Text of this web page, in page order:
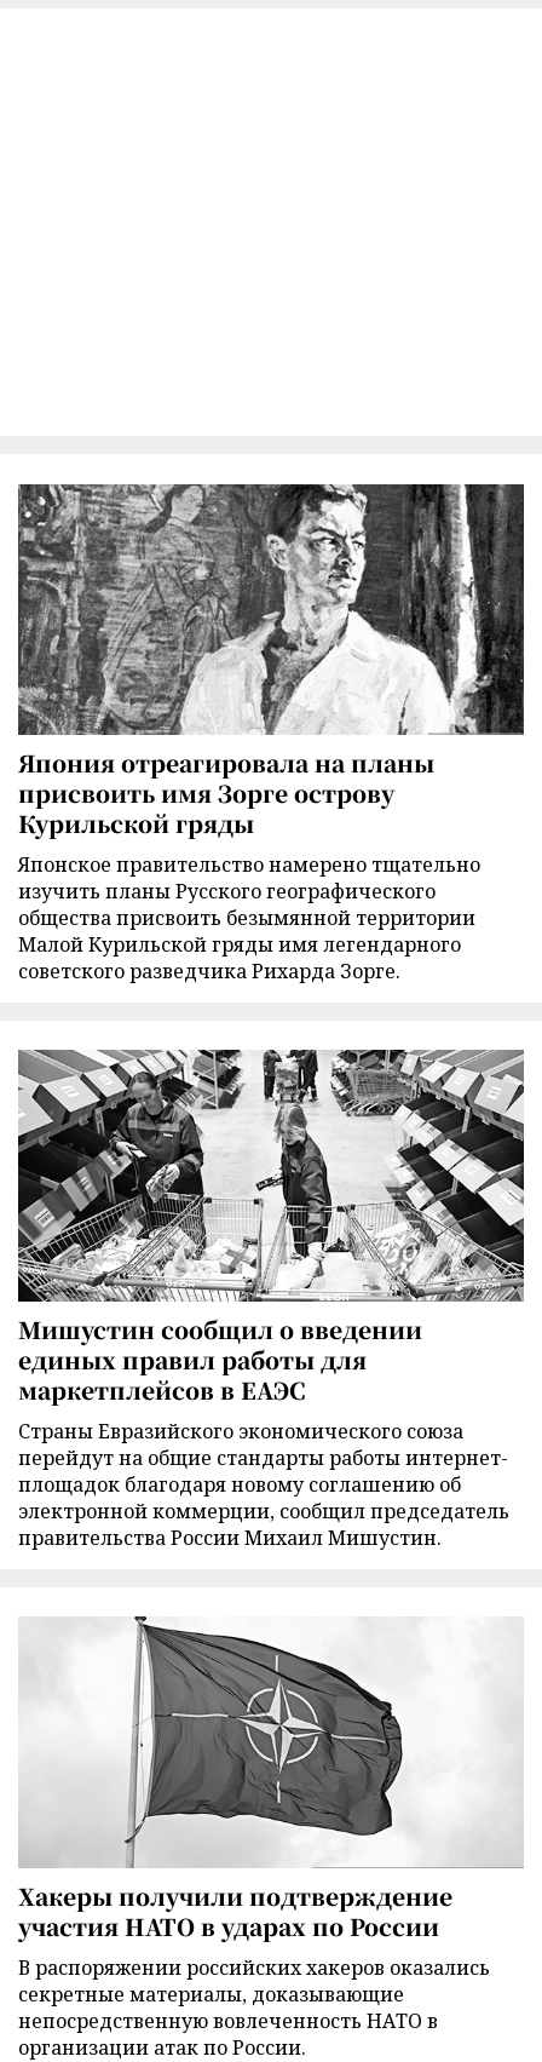
Япония отреагировала на планы
присвоить имя Зорге острову
Курильской гряды
Японское правительство намерено тщательно
изучить планы Русского географического
общества присвоить безымянной территории
Малой Курильской гряды имя легендарного
советского разведчика Рихарда Зорге.
Мишустин сообщил о введении
единых правил работы для
маркетплейсов в ЕАЭС
Страны Евразийского экономического союза
перейдут на общие стандарты работы интернет-
площадок благодаря новому соглашению об
электронной коммерции, сообщил председатель
правительства России Михаил Мишустин.
Хакеры получили подтверждение
участия НАТО в ударах по России
В распоряжении российских хакеров оказались
секретные материалы, доказывающие
непосредственную вовлеченность НАТО в
организации атак по России.